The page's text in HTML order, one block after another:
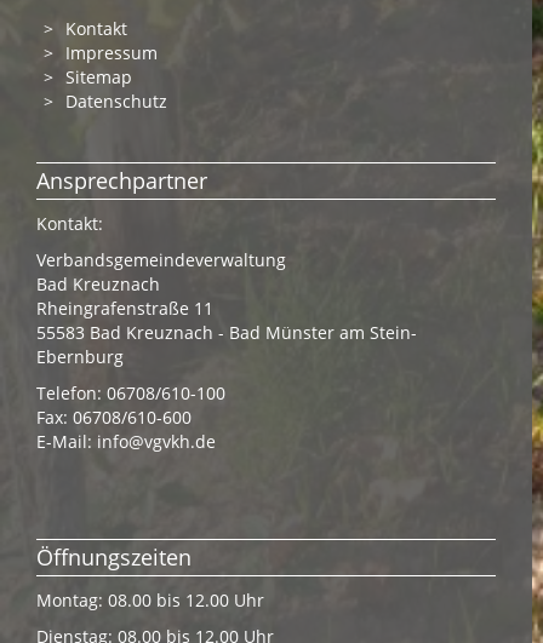
Kontakt
Impressum
Sitemap
Datenschutz
Ansprechpartner
Kontakt:
Verbandsgemeindeverwaltung
Bad Kreuznach
Rheingrafenstraße 11
55583 Bad Kreuznach - Bad Münster am Stein-
Ebernburg
Telefon: 06708/610-100
Fax: 06708/610-600
E-Mail: info@vgvkh.de
Öffnungszeiten
Montag: 08.00 bis 12.00 Uhr
Dienstag: 08.00 bis 12.00 Uhr